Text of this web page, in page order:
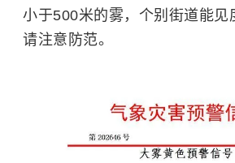
小于500米的雾，个别街道能见
请注意防范。